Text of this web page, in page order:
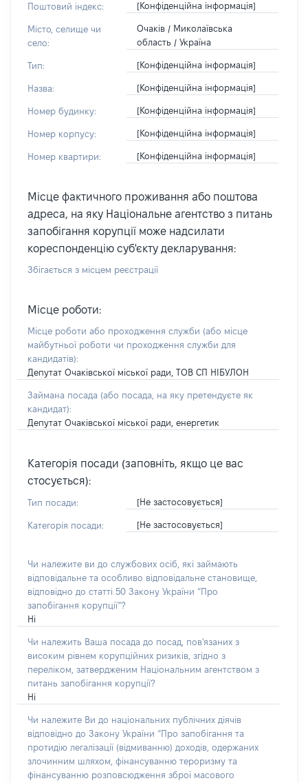
Поштовий індекс: [Конфіденційна інформація]
Місто, селище чи
село:
Очаків / Миколаївська
область / Україна
Тип: [Конфіденційна інформація]
Назва: [Конфіденційна інформація]
Номер будинку: [Конфіденційна інформація]
Номер корпусу: [Конфіденційна інформація]
Номер квартири: [Конфіденційна інформація]
Місце фактичного проживання або поштова
адреса, на яку Національне агентство з питань
запобігання корупції може надсилати
кореспонденцію суб'єкту декларування:
Збігається з місцем реєстрації
Місце роботи:
Місце роботи або проходження служби (або місце
майбутньої роботи чи проходження служби для
кандидатів):
Депутат Очаківської міської ради, ТОВ СП НІБУЛОН
Займана посада (або посада, на яку претендуєте як
кандидат):
Депутат Очаківської міської ради, енергетик
Категорія посади (заповніть, якщо це вас
стосується):
Тип посади: [Не застосовується]
Категорія посади: [Не застосовується]
Чи належите ви до службових осіб, які займають
відповідальне та особливо відповідальне становище,
відповідно до статті 50 Закону України “Про
запобігання корупції”?
Ні
Чи належить Ваша посада до посад, пов'язаних з
високим рівнем корупційних ризиків, згідно з
переліком, затвердженим Національним агентством з
питань запобігання корупції?
Ні
Чи належите Ви до національних публічних діячів
відповідно до Закону України “Про запобігання та
протидію легалізації (відмиванню) доходів, одержаних
злочинним шляхом, фінансуванню тероризму та
фінансуванню розповсюдження зброї масового